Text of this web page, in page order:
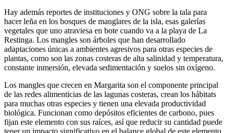
Hay además reportes de instituciones y ONG sobre la tala para
hacer leña en los bosques de manglares de la isla, esas galerías
vegetales que uno atraviesa en bote cuando va a la playa de La
Restinga. Los mangles son árboles que han desarrollado
adaptaciones únicas a ambientes agresivos para otras especies de
plantas, como son las zonas costeras de alta salinidad y temperatura,
constante inmersión, elevada sedimentación y suelos sin oxígeno.
Los mangles que crecen en Margarita son el componente principal
de las redes alimenticias de las lagunas costeras, crean los hábitats
para muchas otras especies y tienen una elevada productividad
biológica. Funcionan como depósitos eficientes de carbono, pues
fijan este elemento con sus raíces, así que reducir su cantidad puede